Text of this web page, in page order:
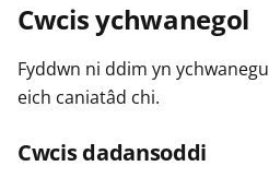
Cwcis ychwanegol
Fyddwn ni ddim yn
eich caniatâd chi.
Cwcis dadansoddi